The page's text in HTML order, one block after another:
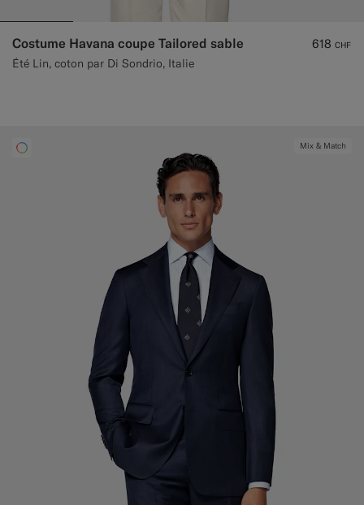
Costume Havana coupe Tailored sable
Été Lin, coton par Di Sondrio, Italie
618 CHF
Mix & Match